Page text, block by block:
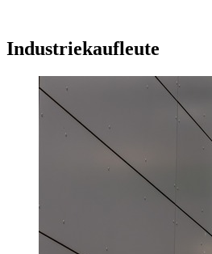
Industriekaufleute